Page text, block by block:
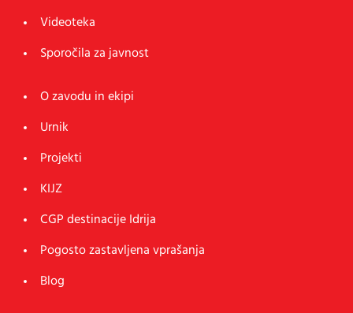
Videoteka
Sporočila za javnost
O zavodu in ekipi
Urnik
Projekti
KIJZ
CGP destinacije Idrija
Pogosto zastavljena vprašanja
Blog